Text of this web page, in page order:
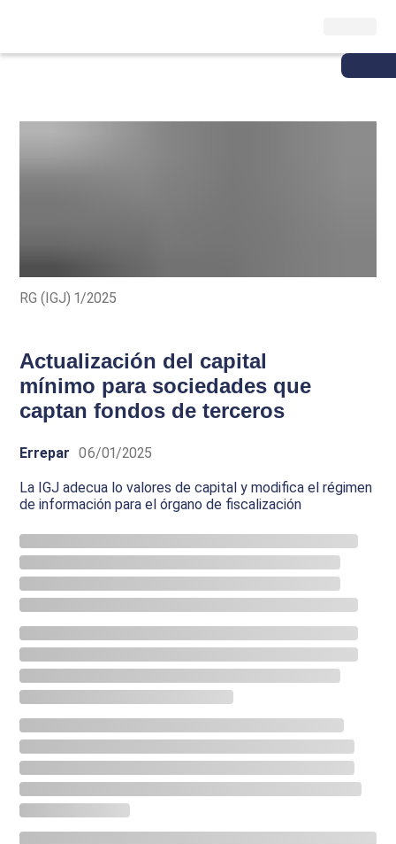
RG (IGJ) 1/2025
Actualización del capital
mínimo para sociedades que
captan fondos de terceros
Errepar 06/01/2025
La IGJ adecua lo valores de capital y modifica el régimen
de información para el órgano de fiscalización